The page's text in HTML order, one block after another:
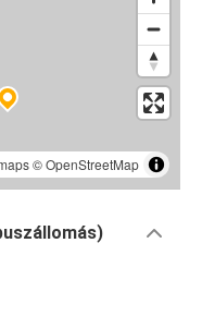
©OpenStreetMap